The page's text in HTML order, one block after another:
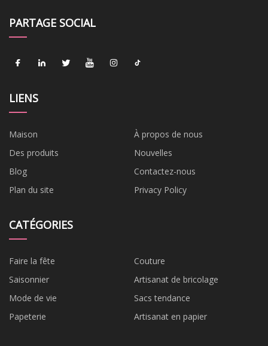
PARTAGE SOCIAL
LIENS
Maison
À propos de nous
Des produits
Nouvelles
Blog
Contactez-nous
Plan du site
Privacy Policy
CATÉGORIES
Faire la fête
Couture
Saisonnier
Artisanat de bricolage
Mode de vie
Sacs tendance
Papeterie
Artisanat en papier